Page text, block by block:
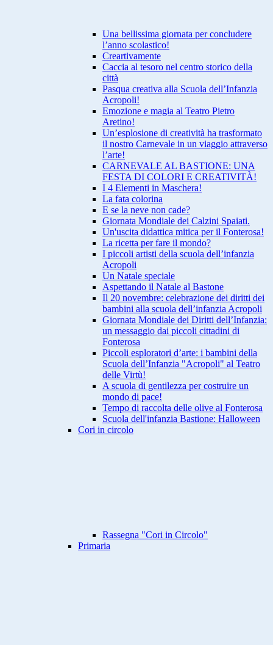
Una bellissima giornata per concludere
l’anno scolastico!
Creartivamente
Caccia al tesoro nel centro storico della
città
Pasqua creativa alla Scuola dell’Infanzia
Acropoli!
Emozione e magia al Teatro Pietro
Aretino!
Un’esplosione di creatività ha trasformato
il nostro Carnevale in un viaggio attraverso
l’arte!
CARNEVALE AL BASTIONE: UNA
FESTA DI COLORI E CREATIVITÀ!
I 4 Elementi in Maschera!
La fata colorina
E se la neve non cade?
Giornata Mondiale dei Calzini Spaiati.
Un'uscita didattica mitica per il Fonterosa!
La ricetta per fare il mondo?
I piccoli artisti della scuola dell’infanzia
Acropoli
Un Natale speciale
Aspettando il Natale al Bastone
Il 20 novembre: celebrazione dei diritti dei
bambini alla scuola dell’infanzia Acropoli
Giornata Mondiale dei Diritti dell’Infanzia:
un messaggio dai piccoli cittadini di
Fonterosa
Piccoli esploratori d’arte: i bambini della
Scuola dell’Infanzia "Acropoli" al Teatro
delle Virtù!
A scuola di gentilezza per costruire un
mondo di pace!
Tempo di raccolta delle olive al Fonterosa
Scuola dell'infanzia Bastione: Halloween
Cori in circolo
Rassegna "Cori in Circolo"
Primaria